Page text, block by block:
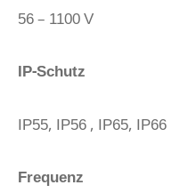
56 – 1100 V
IP-Schutz
IP55, IP56 , IP65, IP66
Frequenz